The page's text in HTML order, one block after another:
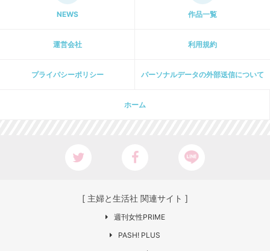
NEWS 作品一覧
運営会社 利用規約
プライパシーポリシー パーソナルデータの外部送信について
ホーム
[ 主婦と生活社 関連サイト ]
週刊女性PRIME
PASH! PLUS